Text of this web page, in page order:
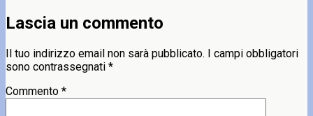
Lascia un commento
Il tuo indirizzo email non sarà pubblicato. I campi obbligatori
sono contrassegnati *
Commento *